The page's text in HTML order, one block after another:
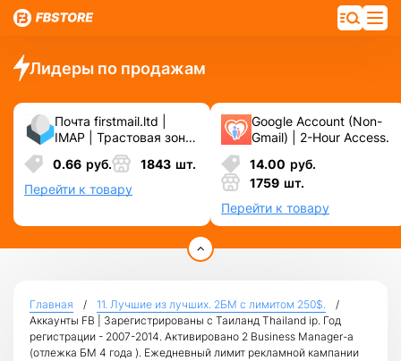
Лидеры по продажам
Почта firstmail.ltd |
IMAP | Трастовая зона
.COM ❗️ Новые, Чистые
❗️ С реальными
логинами | ☑️
Специально для ФБ/
0.66 руб. 1843 шт.
Перейти к товару
Google Account (Non-
Gmail) | 2-Hour Access.
14.00 руб.
1759 шт.
Перейти к товару
Главная
11. Лучшие из лучших. 2БМ c лимитом 250$.
Аккаунты FB | Зарегистрированы с Таиланд Thailand ip. Год
регистрации - 2007-2014. Активировано 2 Business Manager-а
(отлежка БМ 4 года ). Ежедневный лимит рекламной кампании